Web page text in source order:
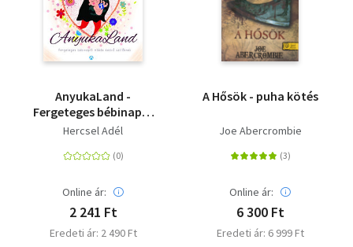
AnyukaLand -
Fergeteges bébinapló
mókás kedvű
Hercsel Adél
Online ár:
2 241 Ft
Eredeti ár: 2 490 Ft
A Hősök - puha kötés
Joe Abercrombie
Online ár:
6 300 Ft
Eredeti ár: 6 999 Ft